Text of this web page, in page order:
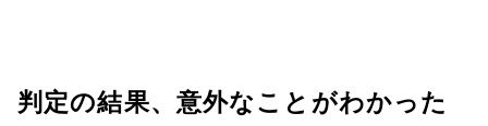
判定の結果、意外なことがわかった